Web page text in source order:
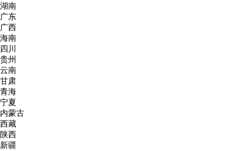
湖南
广东
广西
海南
四川
贵州
云南
甘肃
青海
宁夏
内蒙古
西藏
陕西
新疆